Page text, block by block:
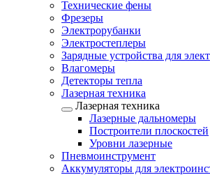
Технические фены
Фрезеры
Электрорубанки
Электростеплеры
Зарядные устройства для
Влагомеры
Детекторы тепла
Лазерная техника
Лазерная техника
Лазерные дальномеры
Построители плоскостей
Уровни лазерные
Пневмоинструмент
Аккумуляторы для